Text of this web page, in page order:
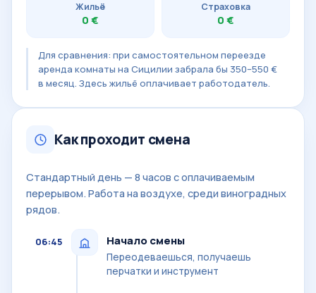
Жильё
0 €
Страховка
0 €
Для сравнения: при самостоятельном переезде
аренда комнаты на Сицилии забрала бы 350–550 €
в месяц. Здесь жильё оплачивает работодатель.
Как проходит смена
Стандартный день — 8 часов с оплачиваемым
перерывом. Работа на воздухе, среди виноградных
рядов.
06:45 Начало смены
Переодеваешься, получаешь
перчатки и инструмент